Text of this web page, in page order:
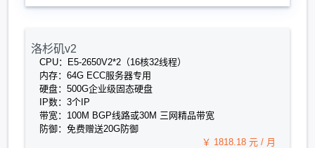
洛杉矶v2
CPU：E5-2650V2*2（16核32线程）
内存：64G ECC服务器专用
硬盘：500G企业级固态硬盘
IP数：3个IP
带宽：100M BGP线路或30M 三网精品带宽
防御：免费赠送20G防御
￥ 1818.18 元 / 月